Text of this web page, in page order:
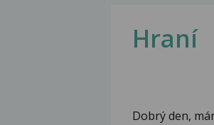
Hraní
Dobrý den,